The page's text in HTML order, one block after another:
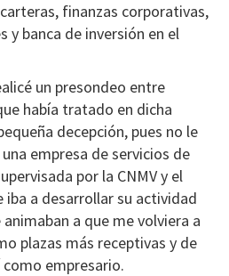
finanzas corporativas,
y banca de inversión en el
un presondeo entre
había tratado en dicha
decepción, pues no le
empresa de servicios de
por la CNMV y el
iba a desarrollar su actividad
a que me volviera a
plazas más receptivas y de
empresario.